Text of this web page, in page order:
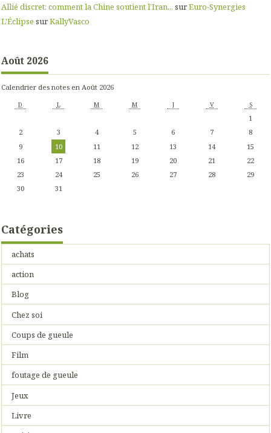
Allié discret: comment la Chine soutient l’Iran... surEuro-Synergies
L'Éclipse surKallyVasco
Août 2026
Calendrier des notes en Août 2026
D L M M J V S
1
2
3 4 5 6 7
8
9
10 11 12 13 14
15
16
17 18 19 20 21
22
23
24 25 26 27 28
29
30
31
Catégories
achats
action
Blog
Chez soi
Coups de gueule
Film
foutage de gueule
Jeux
Livre